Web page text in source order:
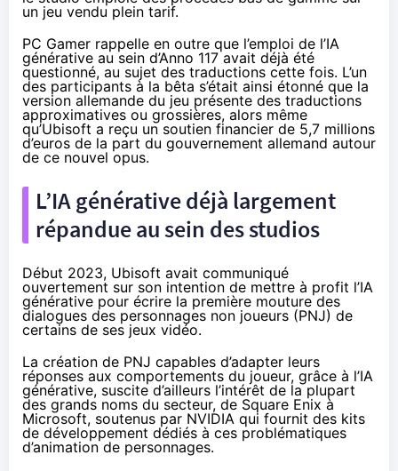
un jeu vendu plein tarif.
PC Gamer rappelle en outre que l’emploi de l’IA
générative au sein d’Anno 117 avait déjà été
questionné, au sujet des traductions cette fois. L’un
des participants à la bêta s’était ainsi étonné que la
version allemande du jeu présente des traductions
approximatives ou grossières, alors même
qu’Ubisoft a reçu un soutien financier de 5,7 millions
d’euros de la part du gouvernement allemand autour
de ce nouvel opus.
L’IA générative déjà largement
répandue au sein des studios
Début 2023, Ubisoft avait communiqué
ouvertement sur son intention de mettre à profit l’IA
générative pour écrire la première mouture des
dialogues des personnages non joueurs (PNJ) de
certains de ses jeux vidéo.
La création de PNJ capables d’adapter leurs
réponses aux comportements du joueur, grâce à l’IA
générative, suscite d’ailleurs l’intérêt de la plupart
des grands noms du secteur, de Square Enix à
Microsoft, soutenus par NVIDIA qui fournit des kits
de développement dédiés à ces problématiques
d’animation de personnages.